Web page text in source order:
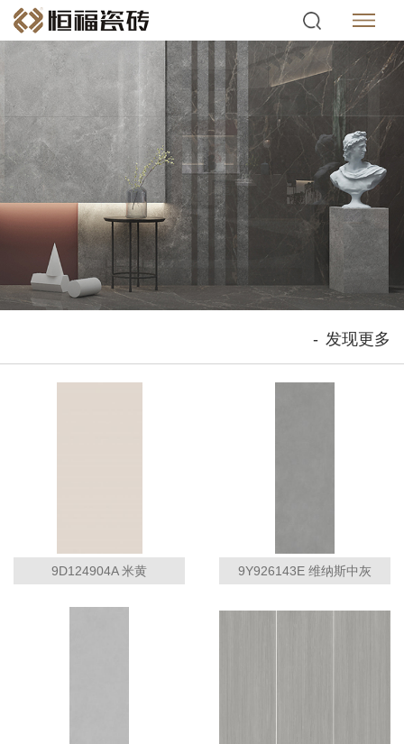
- 发现更多
9D124904A 米黄 9Y926143E 维纳斯中灰